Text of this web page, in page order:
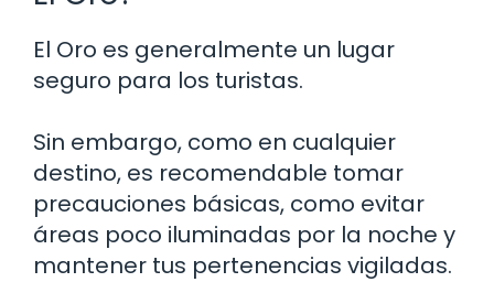
El Oro es generalmente un lugar
seguro para los turistas.
Sin embargo, como en cualquier
destino, es recomendable tomar
precauciones básicas, como evitar
áreas poco iluminadas por la noche y
mantener tus pertenencias vigiladas.